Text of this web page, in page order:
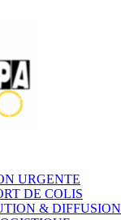
URGENTE
DE COLIS
& DIFFUSION